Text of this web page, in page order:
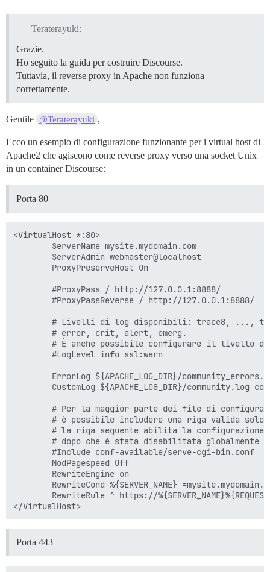
Teraterayuki:
Grazie.
Ho seguito la guida per costruire Discourse.
Tuttavia, il reverse proxy in Apache non funziona
correttamente.
Gentile @Teraterayuki ,
Ecco un esempio di configurazione funzionante per i virtual host di
Apache2 che agiscono come reverse proxy verso una socket Unix
in un container Discourse:
Porta 80
<VirtualHost *:80>
        ServerName mysite.mydomain.com
        ServerAdmin webmaster@localhost
        ProxyPreserveHost On
        #ProxyPass / http://127.0.0.1:8888/
        #ProxyPassReverse / http://127.0.0.1:8888/
# Livelli di log disponibili: trace8, ...,
        # error, crit, alert, emerg.
# È anche possibile configurare il livello
        #LogLevel info ssl:warn
ErrorLog ${APACHE_LOG_DIR}/
CustomLog ${APACHE_LOG_DIR}/community.log
# Per la maggior parte dei file di
# è possibile includere una riga valida
# la riga seguente abilita la configurazione
# dopo che è stata disabilitata globalmente
        #Include conf-available/serve-cgi-bin.conf
        ModPagespeed Off
        RewriteEngine on
RewriteCond %{SERVER_NAME}
RewriteRule ^ https://
Porta 443